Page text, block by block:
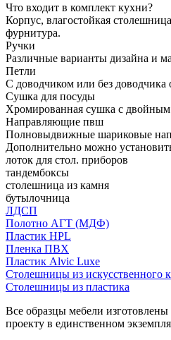
Что входит в комплект кухни?
Корпус, влагостойкая
фурнитура.
Ручки
Различные варианты дизайна и
Петли
С доводчиком или без доводчика
Сушка для посуды
Хромированная сушка с
Направляющие пвш
Полновыдвижные шариковые
Дополнительно можно
лоток для стол. приборов
тандембоксы
столешница из камня
бутылочница
ЛДСП
Полотно АГТ (МДФ)
Пластик HPL
Пленка ПВХ
Пластик Alvic Luxe
Столешницы из искусственного
Столешницы из пластика
Все образцы мебели
проекту в единственном